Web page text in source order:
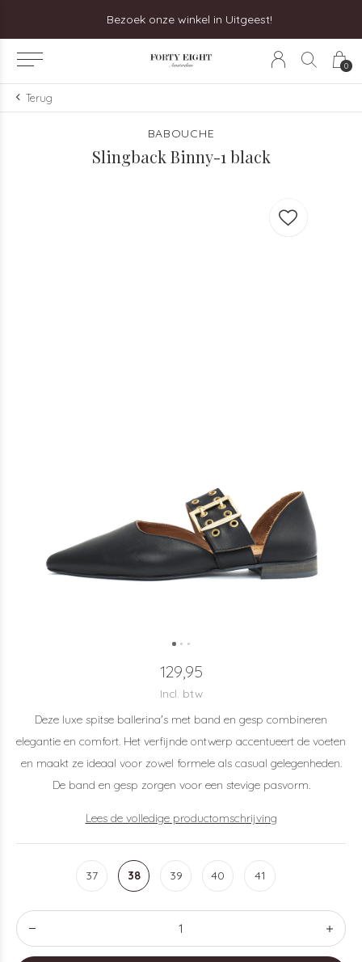
0
Bezoek onze winkel in Uitgeest!
Terug
BABOUCHE
Slingback Binny-1 black
129,95
Incl. btw
Deze luxe spitse ballerina's met band en gesp combineren
elegantie en comfort. Het verfijnde ontwerp accentueert de voeten
en maakt ze ideaal voor zowel formele als casual gelegenheden.
De band en gesp zorgen voor een stevige pasvorm.
Lees de volledige productomschrijving
37 38 39 40 41